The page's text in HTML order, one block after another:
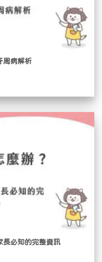
周病解析
長必知的完整資訊